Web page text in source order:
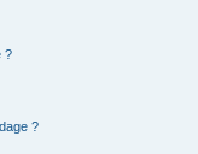
?
?